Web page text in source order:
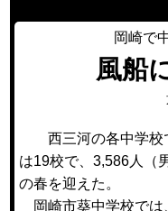
岡崎で
風船
西三河の各中学校
は19校で、3,586人（
の春を迎えた。
岡崎市葵中学校では